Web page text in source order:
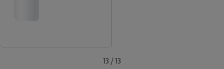
13 / 13